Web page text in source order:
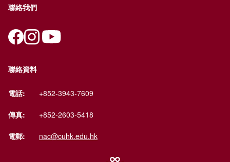
聯絡我們
聯絡資料
電話: +852-3943-7609
傳真: +852-2603-5418
電郵: nac@cuhk.edu.hk